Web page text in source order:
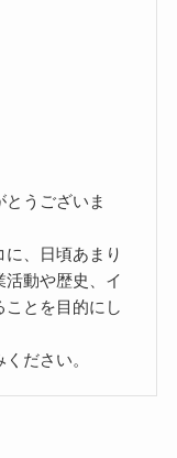
うございま
、日頃あまり
動や歴史、イ
とを目的にし
ださい。